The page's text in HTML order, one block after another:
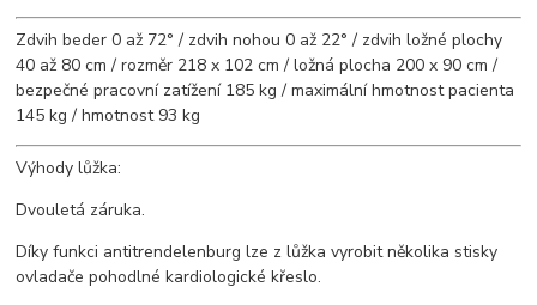
Zdvih beder 0 až 72° / zdvih nohou 0 až 22° / zdvih ložné plochy
40 až 80 cm / rozměr 218 x 102 cm / ložná plocha 200 x 90 cm /
bezpečné pracovní zatížení 185 kg / maximální hmotnost pacienta
145 kg / hmotnost 93 kg
Výhody lůžka:
Dvouletá záruka.
Díky funkci antitrendelenburg lze z lůžka vyrobit několika stisky
ovladače pohodlné kardiologické křeslo.